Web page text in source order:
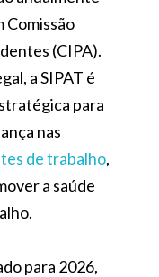
Comissão
(CIPA).
a SIPAT é
para
nas
de trabalho,
a saúde
para 2026,